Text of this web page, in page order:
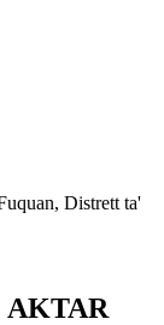
Distrett ta'